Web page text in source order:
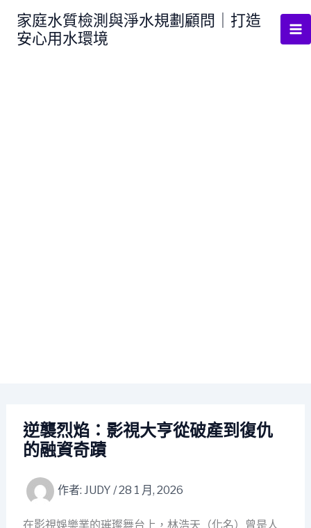
家庭水質檢測與淨水規劃顧問｜打造
安心用水環境
逆襲烈焰：影視大亨從破產到復仇
的融資奇蹟
作者: JUDY /28 1 月, 2026
在影視娛樂業的璀璨舞台上，林浩天（化名）曾是人